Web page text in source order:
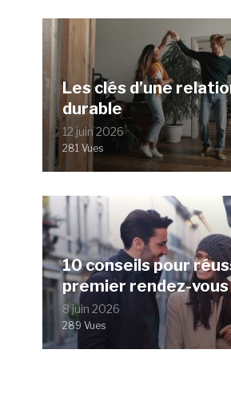
Les clés d’une
durable
12 juin 2026
281 Vues
10 conseils pour
premier rendez-vous
8 juin 2026
289 Vues